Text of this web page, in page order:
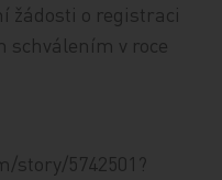
žádosti o registraci
schválením v roce
story/5742501?